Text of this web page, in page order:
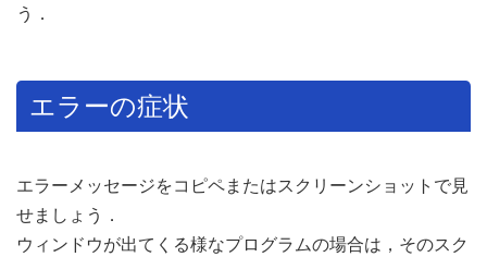
う．
エラーの症状
エラーメッセージをコピペまたはスクリーンショットで見
せましょう．
ウィンドウが出てくる様なプログラムの場合は，そのスク